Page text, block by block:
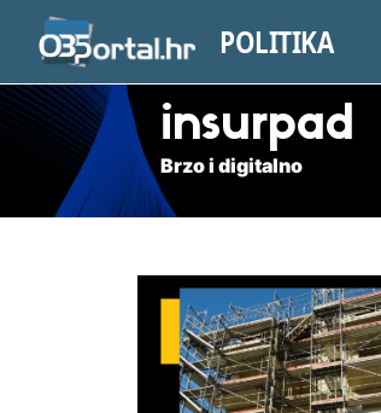
POLITIKA
insurpad
Brzo i digitalno